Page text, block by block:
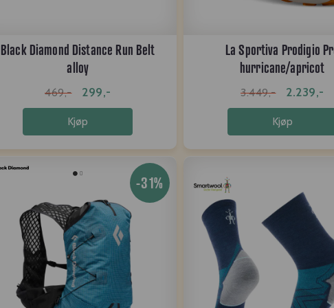
Black Diamond Distance Run Belt
alloy
469,- 299,-
Kjøp
La Sportiva Prodigio
hurricane/apricot
3.449,- 2.239,-
Kjøp
-31%